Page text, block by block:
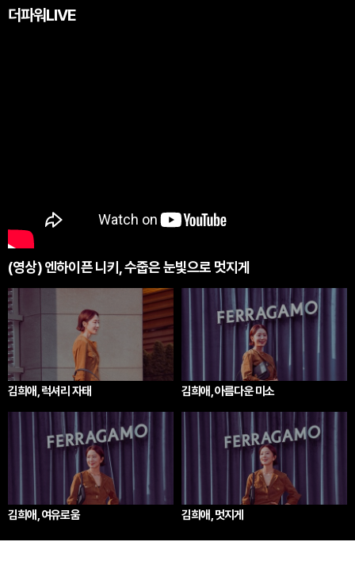
더파워LIVE
(영상) 엔하이픈 니키, 수줍은 눈빛으로 멋지게
김희애, 럭셔리 자태 김희애, 아름다운 미소
김희애, 여유로움 김희애, 멋지게